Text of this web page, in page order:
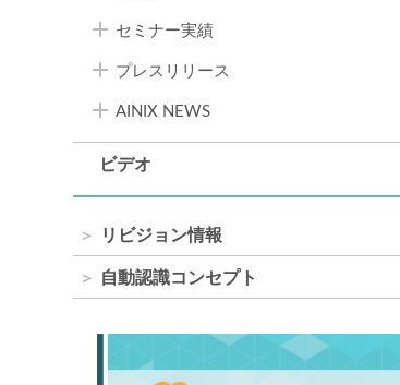
セミナー実績
プレスリリース
AINIX NEWS
ビデオ
リビジョン情報
自動認識コンセプト